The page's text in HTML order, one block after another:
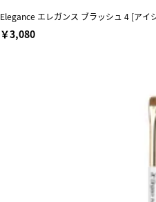
Elegance エレガンス ブラッシュ 4 [アイ
￥3,080